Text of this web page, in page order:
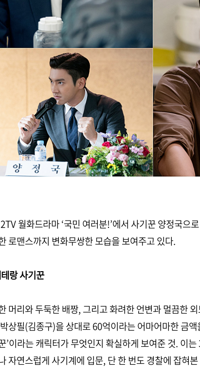
월화드라마 ‘국민 여러분!’에서 사기꾼 양정국으
로맨스까지 변화무쌍한 모습을 보여주고 있다.
랑 사기꾼
머리와 두둑한 배짱, 그리고 화려한 언변과 멀끔한
상필(김종구)을 상대로 60억이라는 어마어마한 금액
’이라는 캐릭터가 무엇인지 확실하게 보여준 것. 이
자연스럽게 사기계에 입문, 단 한 번도 경찰에 잡혀